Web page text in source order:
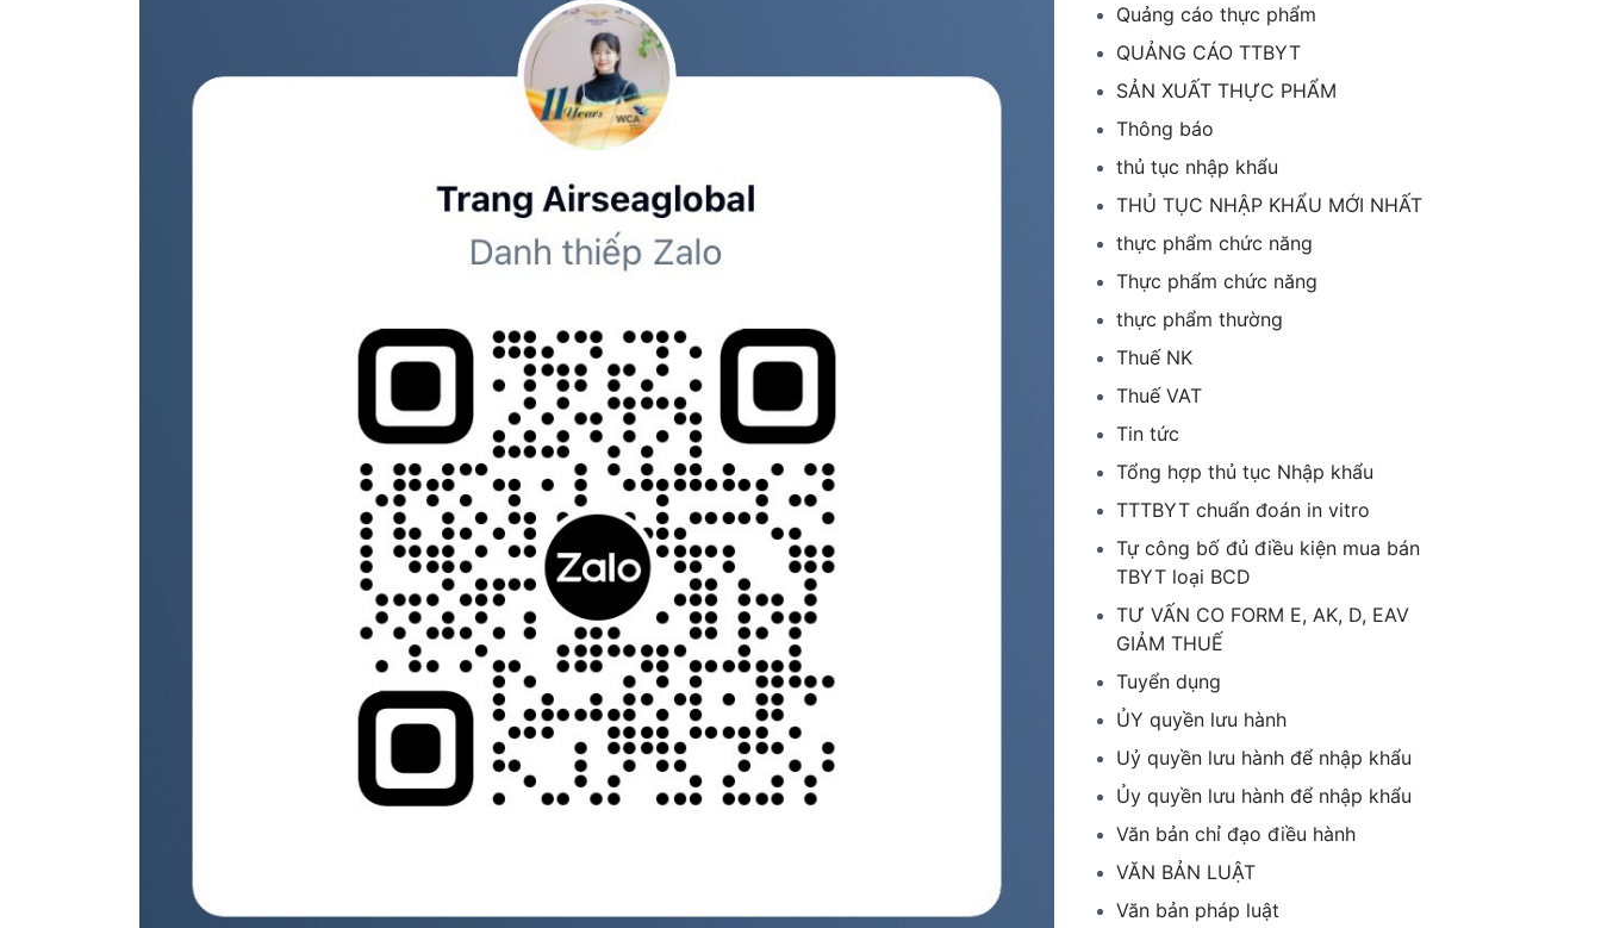
Quảng cáo thực phẩm
QUẢNG CÁO TTBYT
SẢN XUẤT THỰC PHẨM
Thông báo
thủ tục nhập khẩu
THỦ TỤC NHẬP KHẨU MỚI NHẤT
thực phẩm chức năng
Thực phẩm chức năng
thực phẩm thường
Thuế NK
Thuế VAT
Tin tức
Tổng hợp thủ tục Nhập khẩu
TTTBYT chuẩn đoán in vitro
Tự công bố đủ điều kiện mua bán
TBYT loại BCD
TƯ VẤN CO FORM E, AK, D, EAV
GIẢM THUẾ
Tuyển dụng
ỦY quyền lưu hành
Uỷ quyền lưu hành để nhập khẩu
Ủy quyền lưu hành để nhập khẩu
Văn bản chỉ đạo điều hành
VĂN BẢN LUẬT
Văn bản pháp luật